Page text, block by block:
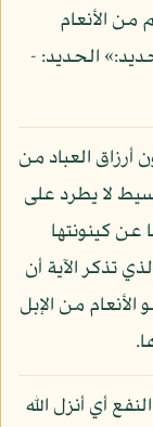
أنزل لكم من الأنعام
أنزلنا الحديد:» الحديد: -
أرزاق العباد من
لا يطرد على
عن كينونتها
تذكر الآية أن
من الإبل
أي أنزل الله